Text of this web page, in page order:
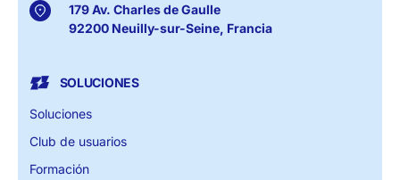
179 Av. Charles de Gaulle
92200 Neuilly-sur-Seine, Francia
SOLUCIONES
Soluciones
Club de usuarios
Formación